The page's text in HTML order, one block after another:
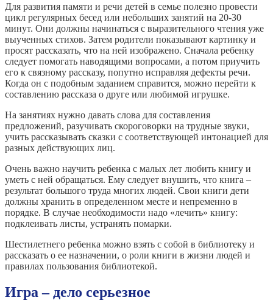
Для развития памяти и речи детей в семье полезно провести
цикл регулярных бесед или небольших занятий на 20-30
минут. Они должны начинаться с выразительного чтения уже
выученных стихов. Затем родители показывают картинку и
просят рассказать, что на ней изображено. Сначала ребенку
следует помогать наводящими вопросами, а потом приучить
его к связному рассказу, попутно исправляя дефекты речи.
Когда он с подобным заданием справится, можно перейти к
составлению рассказа о друге или любимой игрушке.
На занятиях нужно давать слова для составления
предложений, разучивать скороговорки на трудные звуки,
учить рассказывать сказки с соответствующей интонацией для
разных действующих лиц.
Очень важно научить ребенка с малых лет любить книгу и
уметь с ней обращаться. Ему следует внушить, что книга –
результат большого труда многих людей. Свои книги дети
должны хранить в определенном месте и непременно в
порядке. В случае необходимости надо «лечить» книгу:
подклеивать листы, устранять помарки.
Шестилетнего ребенка можно взять с собой в библиотеку и
рассказать о ее назначении, о роли книги в жизни людей и
правилах пользования библиотекой.
Игра – дело серьезное